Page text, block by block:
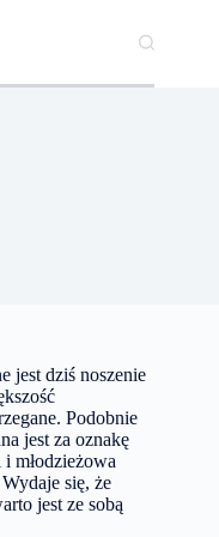
jest dziś noszenie
Podobnie
jest za oznakę
młodzieżowa
się, że
jest ze sobą